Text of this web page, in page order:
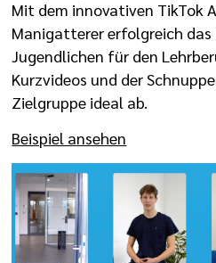
Mit dem innovativen TikTok
Manigatterer erfolgreich das
Jugendlichen für den
Kurzvideos und der
Zielgruppe ideal ab.
Beispiel ansehen